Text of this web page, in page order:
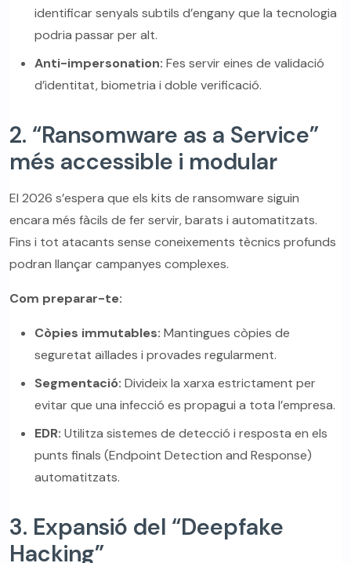
identificar senyals subtils d’engany que la tecnologia
podria passar per alt.
Anti-impersonation: Fes servir eines de validació
d’identitat, biometria i doble verificació.
2. “Ransomware as a Service”
més accessible i modular
El 2026 s’espera que els kits de ransomware siguin
encara més fàcils de fer servir, barats i automatitzats.
Fins i tot atacants sense coneixements tècnics profunds
podran llançar campanyes complexes.
Com preparar-te:
Còpies immutables: Mantingues còpies de
seguretat aïllades i provades regularment.
Segmentació: Divideix la xarxa estrictament per
evitar que una infecció es propagui a tota l’empresa.
EDR: Utilitza sistemes de detecció i resposta en els
punts finals (Endpoint Detection and Response)
automatitzats.
3. Expansió del “Deepfake
Hacking”